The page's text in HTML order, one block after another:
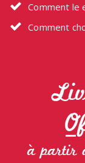
Comment le
Comment